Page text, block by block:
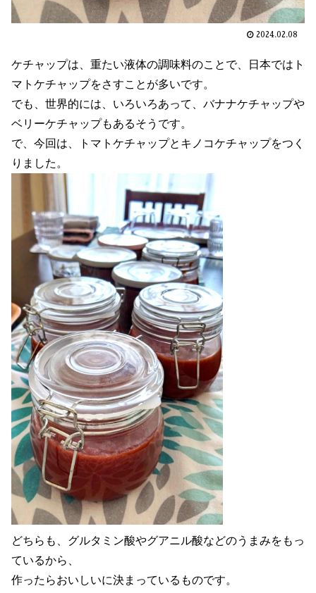
2024.02.08
ケチャップは、重たい液体の調味料のことで、日本ではト
マトケチャップをさすことが多いです。
でも、世界的には、いろいろあって、バナナケチャップや
ベリーケチャップもあるそうです。
で、今回は、トマトケチャップとキノコケチャップをつく
りました。
どちらも、グルタミン酸やグアニル酸などのうまみをもっ
ているから、
作ったらおいしいに決まっているものです。